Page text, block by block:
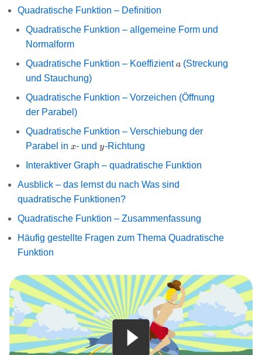
Quadratische Funktion – Definition
Quadratische Funktion – allgemeine Form und
Normalform
Quadratische Funktion – Koeffizient a
a (Streckung
und Stauchung)
Quadratische Funktion – Vorzeichen (Öffnung
der Parabel)
Quadratische Funktion – Verschiebung der
Parabel in x
x- und y
y-Richtung
Interaktiver Graph – quadratische Funktion
Ausblick – das lernst du nach Was sind
quadratische Funktionen?
Quadratische Funktion – Zusammenfassung
Häufig gestellte Fragen zum Thema Quadratische
Funktion